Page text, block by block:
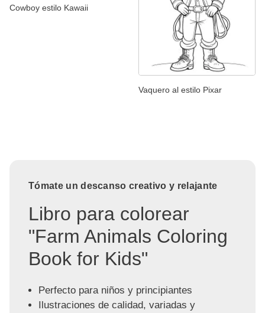
Cowboy estilo Kawaii
Vaquero al estilo Pixar
Tómate un descanso creativo y relajante
Libro para colorear
"Farm Animals Coloring
Book for Kids"
Perfecto para niños y principiantes
Ilustraciones de calidad, variadas y